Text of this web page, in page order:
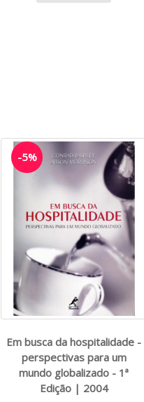
-5%
Em busca da hospitalidade -
perspectivas para um
mundo globalizado - 1ª
Edição | 2004